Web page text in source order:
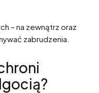
– na zewnątrz oraz
zabrudzenia.